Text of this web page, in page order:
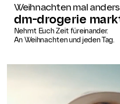
Weihnachten mal anders
dm-drogerie
Nehmt Euch Zeit füreinander.
An Weihnachten und jeden Tag.